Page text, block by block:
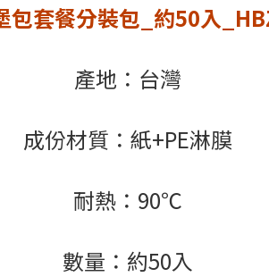
包套餐分裝包_約50入
產地：台灣
成份材質：紙+PE淋膜
耐熱：90℃
數量：約50入